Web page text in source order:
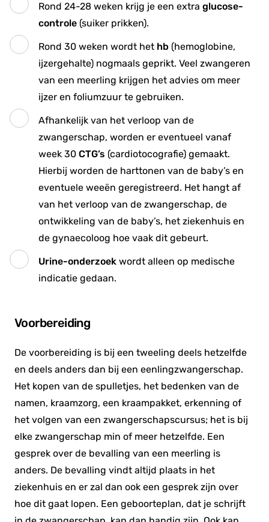
Rond 24-28 weken krijg je een extra glucose-
controle (suiker prikken).
Rond 30 weken wordt het hb (hemoglobine,
ijzergehalte) nogmaals geprikt. Veel zwangeren
van een meerling krijgen het advies om meer
ijzer en foliumzuur te gebruiken.
Afhankelijk van het verloop van de
zwangerschap, worden er eventueel vanaf
week 30 CTG’s (cardiotocografie) gemaakt.
Hierbij worden de harttonen van de baby’s en
eventuele weeën geregistreerd. Het hangt af
van het verloop van de zwangerschap, de
ontwikkeling van de baby’s, het ziekenhuis en
de gynaecoloog hoe vaak dit gebeurt.
Urine-onderzoek wordt alleen op medische
indicatie gedaan.
Voorbereiding
De voorbereiding is bij een tweeling deels hetzelfde
en deels anders dan bij een eenlingzwangerschap.
Het kopen van de spulletjes, het bedenken van de
namen, kraamzorg, een kraampakket, erkenning of
het volgen van een zwangerschapscursus; het is bij
elke zwangerschap min of meer hetzelfde. Een
gesprek over de bevalling van een meerling is
anders. De bevalling vindt altijd plaats in het
ziekenhuis en er zal dan ook een gesprek zijn over
hoe dit gaat lopen. Een geboorteplan, dat je schrijft